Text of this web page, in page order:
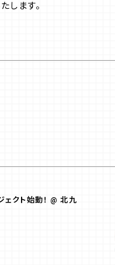
します。
ェクト始動！ @ 北九